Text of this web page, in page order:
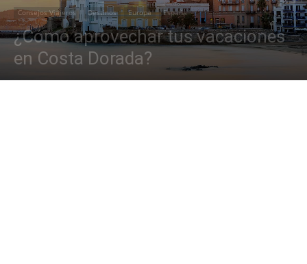
Consejos Viajeros Destinos Europa España
¿Cómo aprovechar tus vacaciones
en Costa Dorada?